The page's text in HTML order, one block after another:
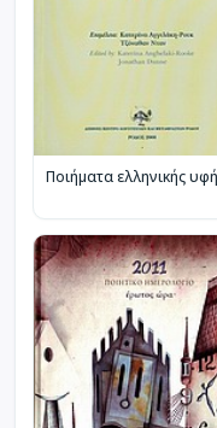
Ποιήματα ελληνικής